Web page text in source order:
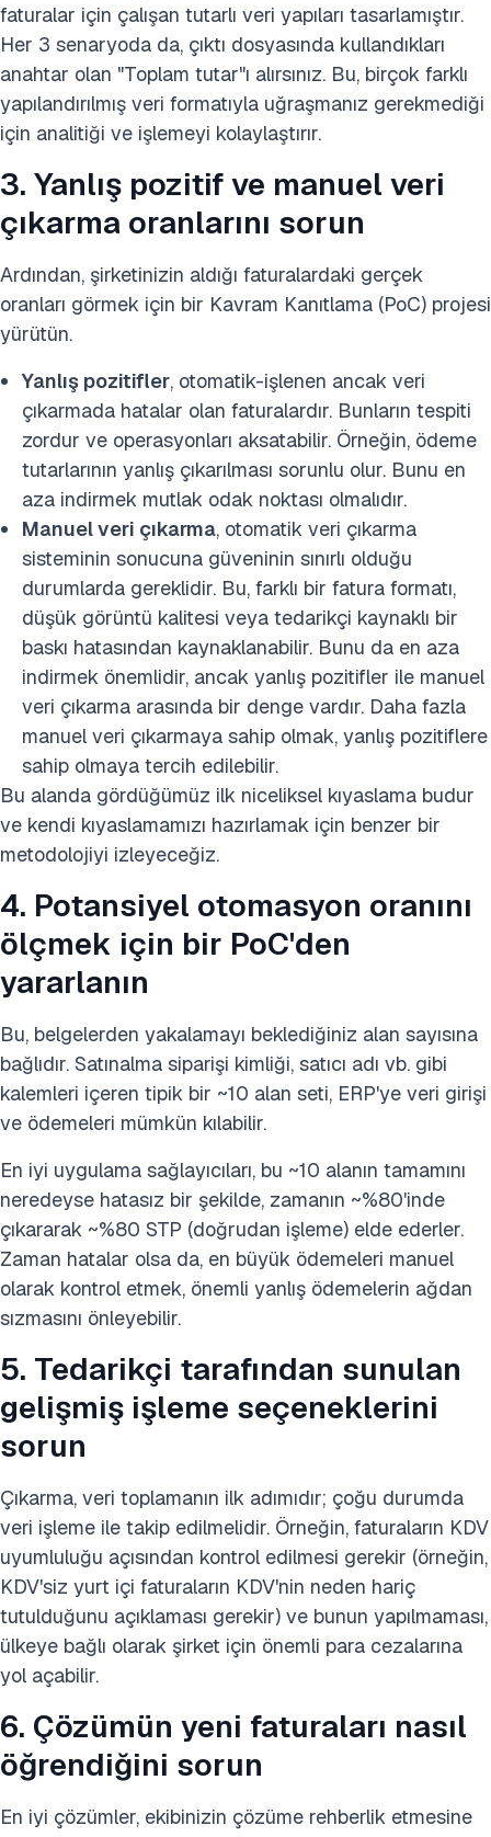
faturalar için çalışan tutarlı veri yapıları tasarlamıştır.
Her 3 senaryoda da, çıktı dosyasında kullandıkları
anahtar olan "Toplam tutar"ı alırsınız. Bu, birçok farklı
yapılandırılmış veri formatıyla uğraşmanız gerekmediği
için analitiği ve işlemeyi kolaylaştırır.
3. Yanlış pozitif ve manuel veri
çıkarma oranlarını sorun
Ardından, şirketinizin aldığı faturalardaki gerçek
oranları görmek için bir Kavram Kanıtlama (PoC) projesi
yürütün.
Yanlış pozitifler, otomatik-işlenen ancak veri
çıkarmada hatalar olan faturalardır. Bunların tespiti
zordur ve operasyonları aksatabilir. Örneğin, ödeme
tutarlarının yanlış çıkarılması sorunlu olur. Bunu en
aza indirmek mutlak odak noktası olmalıdır.
Manuel veri çıkarma, otomatik veri çıkarma
sisteminin sonucuna güveninin sınırlı olduğu
durumlarda gereklidir. Bu, farklı bir fatura formatı,
düşük görüntü kalitesi veya tedarikçi kaynaklı bir
baskı hatasından kaynaklanabilir. Bunu da en aza
indirmek önemlidir, ancak yanlış pozitifler ile manuel
veri çıkarma arasında bir denge vardır. Daha fazla
manuel veri çıkarmaya sahip olmak, yanlış pozitiflere
sahip olmaya tercih edilebilir.
Bu alanda gördüğümüz ilk niceliksel kıyaslama budur
ve kendi kıyaslamamızı hazırlamak için benzer bir
metodolojiyi izleyeceğiz.
4. Potansiyel otomasyon oranını
ölçmek için bir PoC'den
yararlanın
Bu, belgelerden yakalamayı beklediğiniz alan sayısına
bağlıdır. Satınalma siparişi kimliği, satıcı adı vb. gibi
kalemleri içeren tipik bir ~10 alan seti, ERP'ye veri girişi
ve ödemeleri mümkün kılabilir.
En iyi uygulama sağlayıcıları, bu ~10 alanın tamamını
neredeyse hatasız bir şekilde, zamanın ~%80'inde
çıkararak ~%80 STP (doğrudan işleme) elde ederler.
Zaman hatalar olsa da, en büyük ödemeleri manuel
olarak kontrol etmek, önemli yanlış ödemelerin ağdan
sızmasını önleyebilir.
5. Tedarikçi tarafından sunulan
gelişmiş işleme seçeneklerini
sorun
Çıkarma, veri toplamanın ilk adımıdır; çoğu durumda
veri işleme ile takip edilmelidir. Örneğin, faturaların KDV
uyumluluğu açısından kontrol edilmesi gerekir (örneğin,
KDV'siz yurt içi faturaların KDV'nin neden hariç
tutulduğunu açıklaması gerekir) ve bunun yapılmaması,
ülkeye bağlı olarak şirket için önemli para cezalarına
yol açabilir.
6. Çözümün yeni faturaları nasıl
öğrendiğini sorun
En iyi çözümler, ekibinizin çözüme rehberlik etmesine